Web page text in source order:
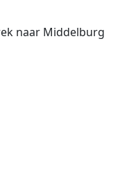
naar Middelburg